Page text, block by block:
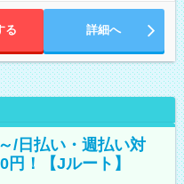
る 詳細へ
/日払い・週払い対
！【Jルート】